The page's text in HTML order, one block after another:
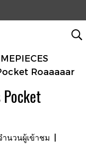
Roaaaaar
Pocket
ำนวนผู้เข้าชม